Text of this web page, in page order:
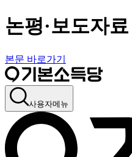
논평·보도자료
본문 바로가기
사용자메뉴